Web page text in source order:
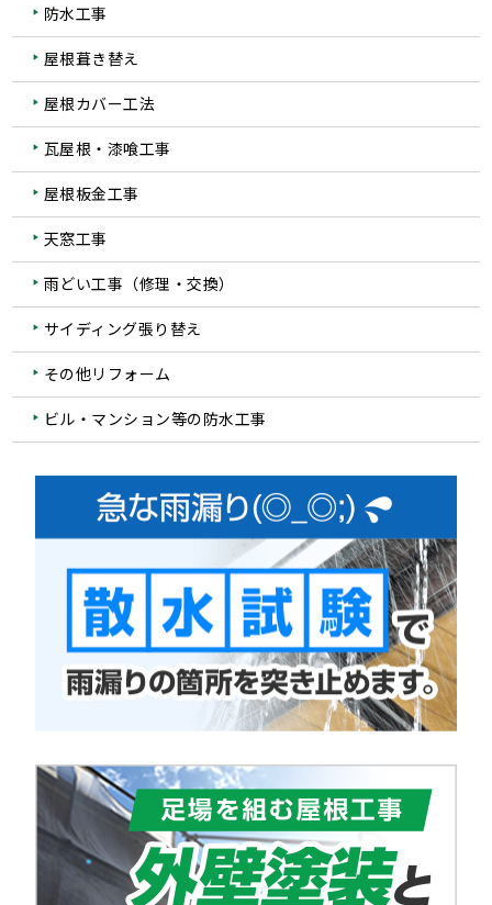
防水工事
屋根葺き替え
屋根カバー工法
瓦屋根・漆喰工事
屋根板金工事
天窓工事
雨どい工事（修理・交換）
サイディング張り替え
その他リフォーム
ビル・マンション等の防水工事